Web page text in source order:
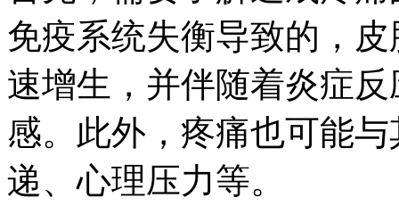
免疫系统失衡导致的，
速增生，并伴随着炎症
感。此外，疼痛也可能
递、心理压力等。